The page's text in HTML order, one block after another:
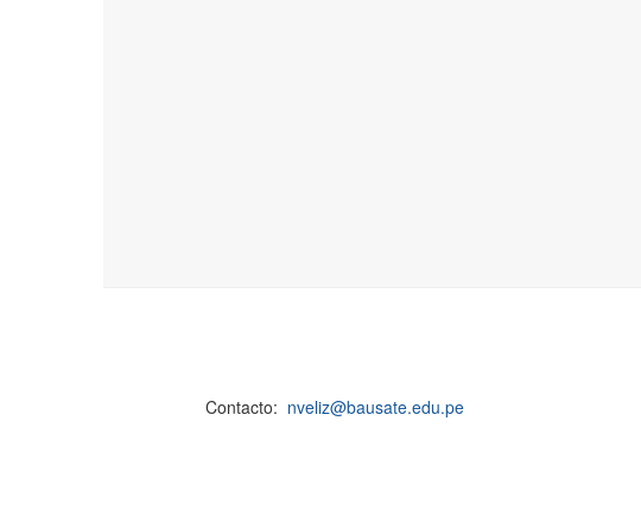
Contacto: nveliz@bausate.edu.pe